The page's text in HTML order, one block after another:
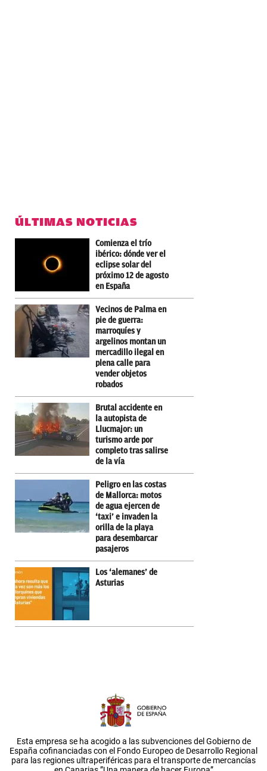
ÚLTIMAS NOTICIAS
Comienza el trío
ibérico: dónde ver el
eclipse solar del
próximo 12 de agosto
en España
Vecinos de Palma en
pie de guerra:
marroquíes y
argelinos montan un
mercadillo ilegal en
plena calle para
vender objetos
robados
Brutal accidente en
la autopista de
Llucmajor: un
turismo arde por
completo tras salirse
de la vía
Peligro en las costas
de Mallorca: motos
de agua ejercen de
‘taxi’ e invaden la
orilla de la playa
para desembarcar
pasajeros
Los ‘alemanes’ de
Asturias
Esta empresa se ha acogido a las subvenciones del Gobierno de
España cofinanciadas con el Fondo Europeo de Desarrollo Regional
para las regiones ultraperiféricas para el transporte de mercancías